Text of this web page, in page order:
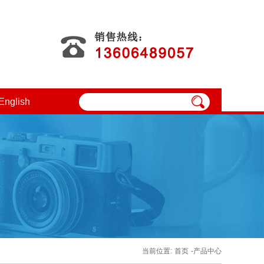
当前位置: 首页 -产品中心